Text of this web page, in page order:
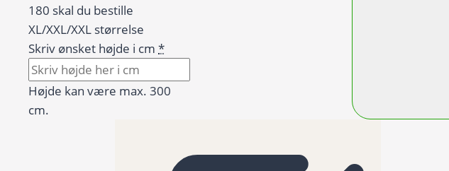
180 skal du bestille
XL/XXL/XXL størrelse
Skriv ønsket højde i cm *
Højde kan være max. 300
cm.